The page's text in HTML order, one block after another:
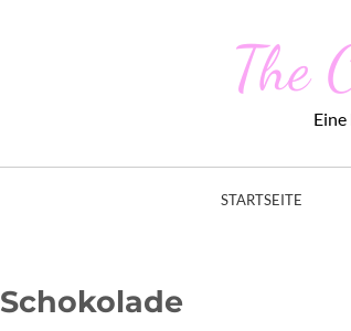
The
STARTSEITE
Schokolade